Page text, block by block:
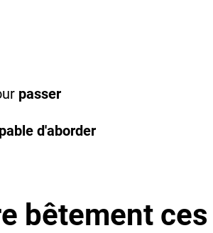
passer
d'aborder
bêtement ces